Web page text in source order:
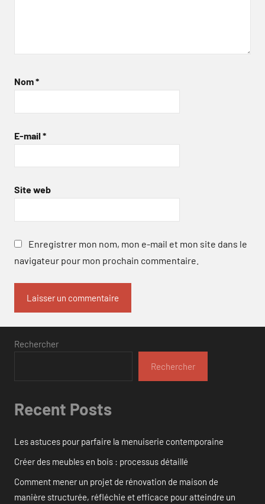
Nom*
E-mail *
Site web
Enregistrer mon nom, mon e-mail et mon site dans le
navigateur pour mon prochain commentaire.
Rechercher
Rechercher
Recent Posts
Les astuces pour parfaire la menuiserie contemporaine
Créer des meubles en bois : processus détaillé
Comment mener un projet de rénovation de maison de
manière structurée, réfléchie et efficace pour atteindre un